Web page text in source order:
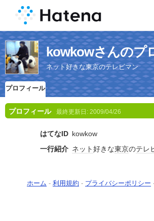
kowkowさんのプ
ネット好きな東京のテレビマン
プロフィール
プロフィール 最終更新日: 2009/04/26
はてなID kowkow
一行紹介 ネット好きな東京のテレ
ホーム - 利用規約 - プライバシーポリシー